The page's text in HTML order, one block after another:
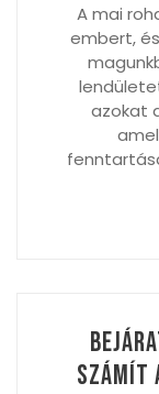
A mai
embert,
azokat
számít